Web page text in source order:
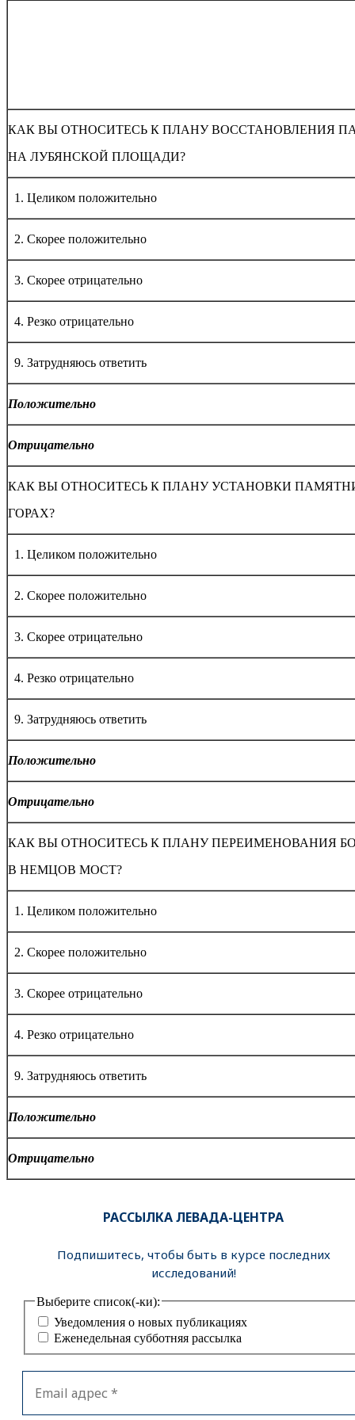
КАК ВЫ ОТНОСИТЕСЬ К ПЛАНУ ВОССТАНОВЛЕНИЯ
НА ЛУБЯНСКОЙ ПЛОЩАДИ?
1. Целиком положительно
2. Скорее положительно
3. Скорее отрицательно
4. Резко отрицательно
9. Затрудняюсь ответить
Положительно
Отрицательно
КАК ВЫ ОТНОСИТЕСЬ К ПЛАНУ УСТАНОВКИ
ГОРАХ?
1. Целиком положительно
2. Скорее положительно
3. Скорее отрицательно
4. Резко отрицательно
9. Затрудняюсь ответить
Положительно
Отрицательно
КАК ВЫ ОТНОСИТЕСЬ К ПЛАНУ ПЕРЕИМЕНОВАНИЯ
В НЕМЦОВ МОСТ?
1. Целиком положительно
2. Скорее положительно
3. Скорее отрицательно
4. Резко отрицательно
9. Затрудняюсь ответить
Положительно
Отрицательно
РАССЫЛКА ЛЕВАДА-ЦЕНТРА
Подпишитесь, чтобы быть в курсе последних
исследований!
Выберите список(-ки):
Уведомления о новых публикациях
Еженедельная субботняя рассылка